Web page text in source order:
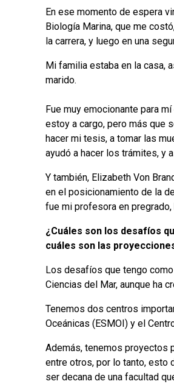
En ese momento de espera
Biología Marina, que me
la carrera, y luego en una
Mi familia estaba en la casa,
marido.
Fue muy emocionante para
estoy a cargo, pero más que
hacer mi tesis, a tomar las
ayudó a hacer los trámites, y
Y también, Elizabeth Von
en el posicionamiento de la
fue mi profesora en
¿Cuáles son los desafíos
cuáles son las
Los desafíos que tengo
Ciencias del Mar, aunque ha
Tenemos dos centros
Oceánicas (ESMOI) y el
Además, tenemos proyectos
entre otros, por lo tanto, esto
ser decana de una facultad